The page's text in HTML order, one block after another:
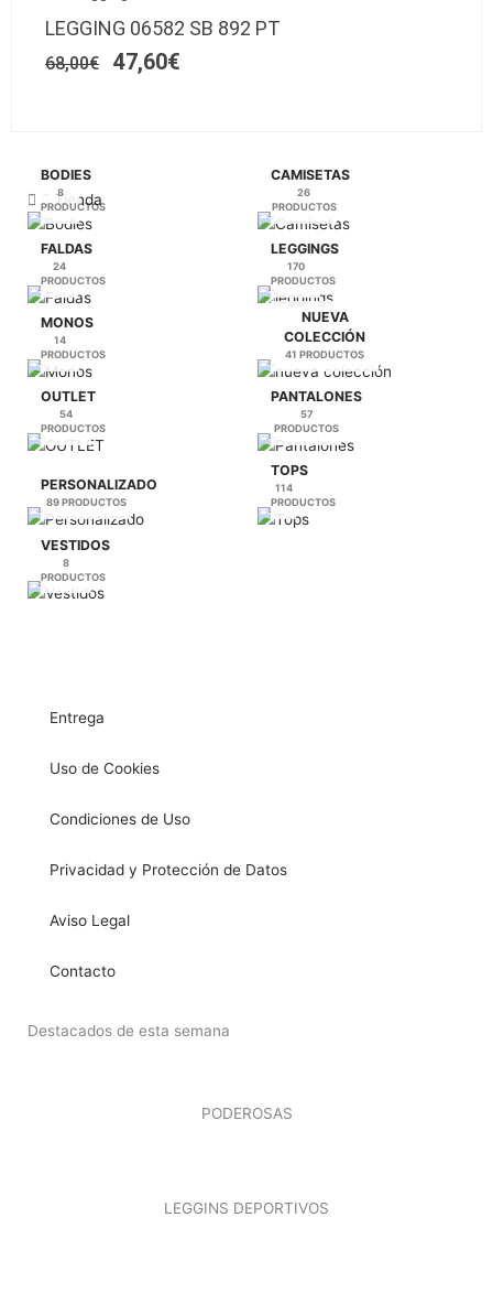
de
múltiples
la
producto
LEGGING 06582 SB 892 PT
68,00€
precio
original
era:
68,00€.
47,60€
precio
actual
Tienda
BODIES
8
PRODUCTOS
CAMISETAS
26
PRODUCTOS
FALDAS
24
PRODUCTOS
LEGGINGS
170
PRODUCTOS
MONOS
14
PRODUCTOS
NUEVA
COLECCIÓN
41 PRODUCTOS
OUTLET
54
PRODUCTOS
PANTALONES
57
PRODUCTOS
PERSONALIZADO
89 PRODUCTOS
TOPS
114
PRODUCTOS
VESTIDOS
8
PRODUCTOS
Entrega
Uso de Cookies
Condiciones de Uso
Privacidad y Protección de Datos
Aviso Legal
Contacto
Destacados de esta semana
PODEROSAS
LEGGINS DEPORTIVOS